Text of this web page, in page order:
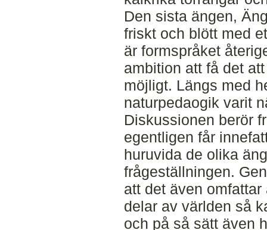
Den sista ängen,
friskt och blött med
är formspråket
ambition att få det
möjligt. Längs med
naturpedaogik varit
Diskussionen berör
egentligen får
huruvida de olika
frågeställningen.
att det även
delar av världen så
och på så sätt även